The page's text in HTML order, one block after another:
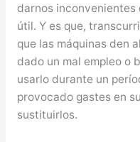
darnos inconvenientes
útil. Y es que,
que las máquinas den
dado un mal empleo o
usarlo durante un
provocado gastes en
sustituirlos.